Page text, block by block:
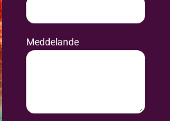
Meddelande